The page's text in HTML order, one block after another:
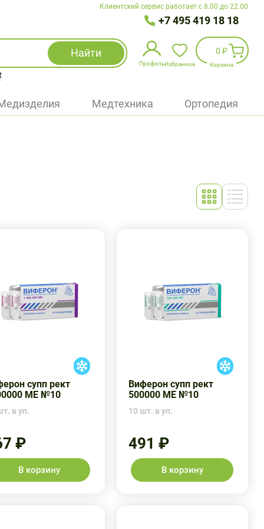
Клиентский сервис работает с 8.00 до 22.00
+7 495 419 18 18
Найти
Профиль
Избранное
Войти
Избранное
0 ₽
Корзина
Медтехника Ортопедия
супп рект
МЕ №10
в уп.
₽
В корзину
Виферон супп рект
500000 МЕ №10
10 шт. в уп.
491 ₽
В корзину